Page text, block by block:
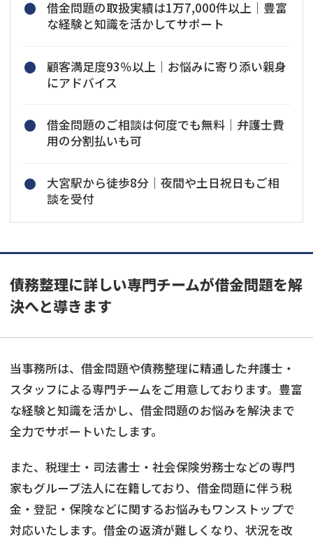
借金問題の取扱実績は1万7,000件以上｜豊富
な経験と知識を活かしてサポート
顧客満足度93％以上｜お悩みに寄り添い親身
にアドバイス
借金問題のご相談は何度でも無料｜弁護士費
用の分割払いも可
大宮駅から徒歩8分｜夜間や土日祝日もご相
談を受付
債務整理に詳しい専門チームが借金問題を解
決へと導きます
当事務所は、借金問題や債務整理に精通した弁護士・
スタッフによる専門チームをご用意しております。豊富
な経験と知識を活かし、借金問題のお悩みを解決まで
全力でサポートいたします。
また、税理士・司法書士・社会保険労務士などの専門
家もグループ法人に在籍しており、借金問題に伴う税
金・登記・保険などに関するお悩みもワンストップで
対応いたします。借金の返済が難しくなり、状況を改